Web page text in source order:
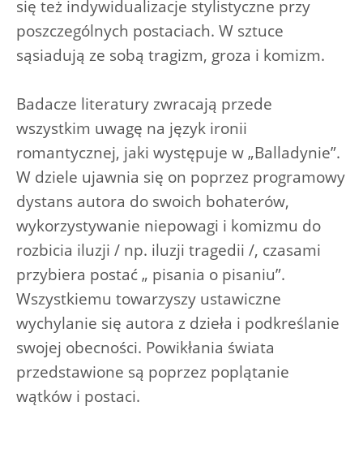
się też indywidualizacje stylistyczne przy
poszczególnych postaciach. W sztuce
sąsiadują ze sobą tragizm, groza i komizm.
Badacze literatury zwracają przede
wszystkim uwagę na język ironii
romantycznej, jaki występuje w „Balladynie”.
W dziele ujawnia się on poprzez programowy
dystans autora do swoich bohaterów,
wykorzystywanie niepowagi i komizmu do
rozbicia iluzji / np. iluzji tragedii /, czasami
przybiera postać „ pisania o pisaniu”.
Wszystkiemu towarzyszy ustawiczne
wychylanie się autora z dzieła i podkreślanie
swojej obecności. Powikłania świata
przedstawione są poprzez poplątanie
wątków i postaci.